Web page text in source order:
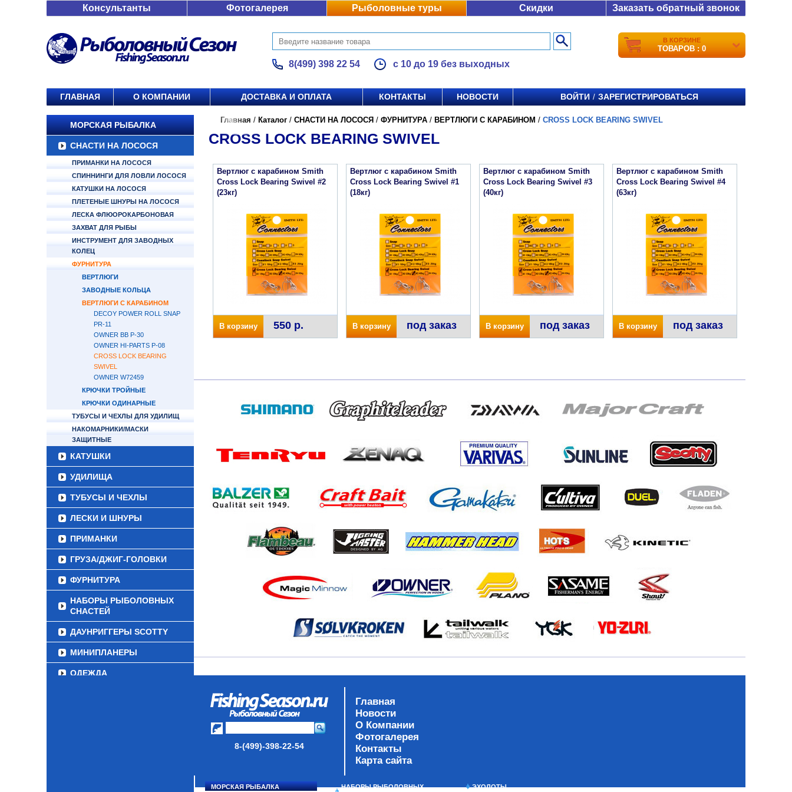
Консультанты Фотогалерея Рыболовные туры Скидки Заказать обратный звонок
8(499) 398 22 54 с 10 до 19 без выходных
В КОРЗИНЕ
ТОВАРОВ : 0
ГЛАВНАЯ О КОМПАНИИ ДОСТАВКА И ОПЛАТА КОНТАКТЫ НОВОСТИ ВОЙТИ / ЗАРЕГИСТРИРОВАТЬСЯ
МОРСКАЯ РЫБАЛКА
СНАСТИ НА ЛОСОСЯ
ПРИМАНКИ НА ЛОСОСЯ
СПИННИНГИ ДЛЯ ЛОВЛИ ЛОСОСЯ
КАТУШКИ НА ЛОСОСЯ
ПЛЕТЕНЫЕ ШНУРЫ НА ЛОСОСЯ
ЛЕСКА ФЛЮОРОКАРБОНОВАЯ
ЗАХВАТ ДЛЯ РЫБЫ
ИНСТРУМЕНТ ДЛЯ ЗАВОДНЫХ
КОЛЕЦ
ФУРНИТУРА
ВЕРТЛЮГИ
ЗАВОДНЫЕ КОЛЬЦА
ВЕРТЛЮГИ С КАРАБИНОМ
DECOY POWER ROLL SNAP
PR-11
OWNER BB P-30
OWNER HI-PARTS P-08
CROSS LOCK BEARING
SWIVEL
OWNER W72459
КРЮЧКИ ТРОЙНЫЕ
КРЮЧКИ ОДИНАРНЫЕ
ТУБУСЫ И ЧЕХЛЫ ДЛЯ УДИЛИЩ
НАКОМАРНИКИ/МАСКИ
ЗАЩИТНЫЕ
КАТУШКИ
УДИЛИЩА
ТУБУСЫ И ЧЕХЛЫ
ЛЕСКИ И ШНУРЫ
ПРИМАНКИ
ГРУЗА/ДЖИГ-ГОЛОВКИ
ФУРНИТУРА
НАБОРЫ РЫБОЛОВНЫХ
СНАСТЕЙ
ДАУНРИГГЕРЫ SCOTTY
МИНИПЛАНЕРЫ
ОДЕЖДА
Главная / Каталог / СНАСТИ НА ЛОСОСЯ / ФУРНИТУРА / ВЕРТЛЮГИ С КАРАБИНОМ / CROSS LOCK BEARING SWIVEL
CROSS LOCK BEARING SWIVEL
Вертлюг с карабином Smith
Cross Lock Bearing Swivel #2
(23кг)
В корзину 550 р.
Вертлюг с карабином Smith
Cross Lock Bearing Swivel #1
(18кг)
В корзину под заказ
Вертлюг с карабином Smith
Cross Lock Bearing Swivel #3
(40кг)
В корзину под заказ
Вертлюг с карабином Smith
Cross Lock Bearing Swivel #4
(63кг)
В корзину под заказ
8-(499)-398-22-54
Главная
Новости
О Компании
Фотогалерея
Контакты
Карта сайта
МОРСКАЯ РЫБАЛКА НАБОРЫ РЫБОЛОВНЫХ ЭХОЛОТЫ